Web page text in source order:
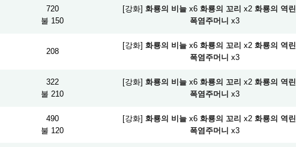
720
불 150
[강화] 화룡의 비늘 x6 화룡의 꼬리 x2 화룡의 역린
폭염주머니 x3
208
[강화] 화룡의 비늘 x6 화룡의 꼬리 x2 화룡의 역린
폭염주머니 x3
322
불 210
[강화] 화룡의 비늘 x6 화룡의 꼬리 x2 화룡의 역린
폭염주머니 x3
490
불 120
[강화] 화룡의 비늘 x6 화룡의 꼬리 x2 화룡의 역린
폭염주머니 x3